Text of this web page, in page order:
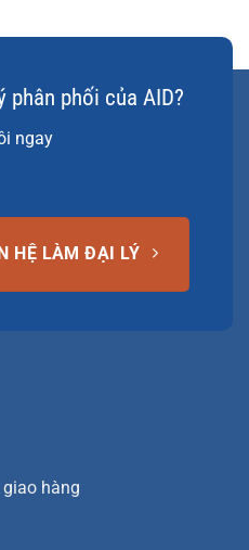
phân phối của AID?
ngay
HỆ LÀM ĐẠI LÝ
hàng